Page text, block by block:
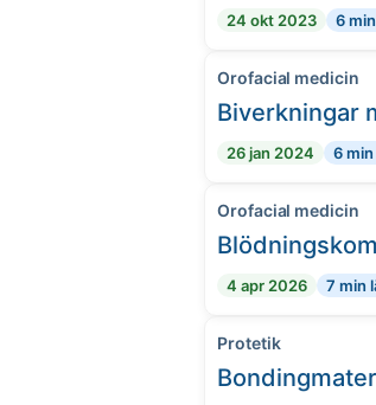
24 okt 2023 6
Orofacial medicin
Biverkningar
26 jan 2024 6
Orofacial medicin
4 apr 2026 7 min
Protetik